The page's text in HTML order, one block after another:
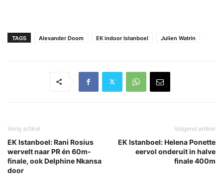
TAGS Alexander Doom EK indoor Istanboel Julien Watrin
Vorig artikel
EK Istanboel: Rani Rosius
wervelt naar PR én 60m-
finale, ook Delphine Nkansa
door
Volgend artikel
EK Istanboel: Helena Ponette
eervol onderuit in halve
finale 400m